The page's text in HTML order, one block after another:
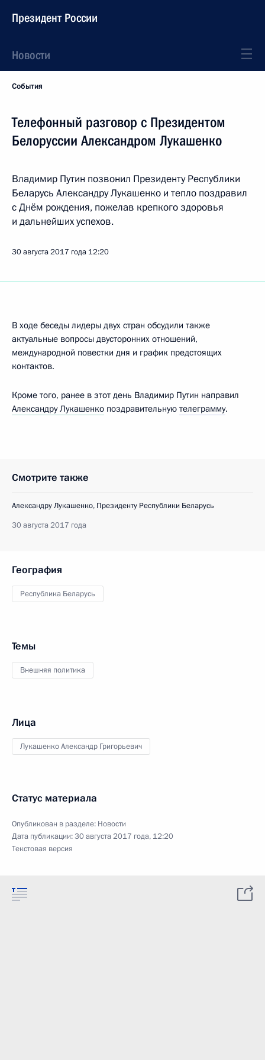
Президент России
Новости
События
Телефонный разговор с Президентом
Белоруссии Александром Лукашенко
Владимир Путин позвонил Президенту Республики
Беларусь Александру Лукашенко и тепло поздравил
с Днём рождения, пожелав крепкого здоровья
и дальнейших успехов.
30 августа 2017 года 12:20
В ходе беседы лидеры двух стран обсудили также
актуальные вопросы двусторонних отношений,
международной повестки дня и график предстоящих
контактов.
Кроме того, ранее в этот день Владимир Путин направил
Александру Лукашенко поздравительную телеграмму.
Смотрите также
Александру Лукашенко, Президенту Республики Беларусь
30 августа 2017 года
География
Республика Беларусь
Темы
Внешняя политика
Лица
Лукашенко Александр Григорьевич
Статус материала
Опубликован в разделе: Новости
Дата публикации:30 августа 2017 года, 12:20
Текстовая версия